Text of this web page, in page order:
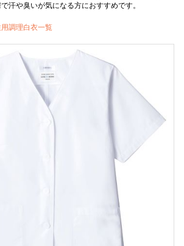
汗や臭いが気になる方におすすめです。
調理白衣一覧